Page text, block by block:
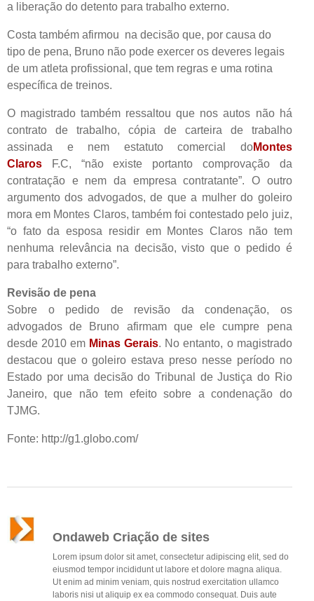
a liberação do detento para trabalho externo.
Costa também afirmou na decisão que, por causa do
tipo de pena, Bruno não pode exercer os deveres legais
de um atleta profissional, que tem regras e uma rotina
específica de treinos.
O magistrado também ressaltou que nos autos não há
contrato de trabalho, cópia de carteira de trabalho
assinada e nem estatuto comercial doMontes
Claros F.C, “não existe portanto comprovação da
contratação e nem da empresa contratante”. O outro
argumento dos advogados, de que a mulher do goleiro
mora em Montes Claros, também foi contestado pelo juiz,
“o fato da esposa residir em Montes Claros não tem
nenhuma relevância na decisão, visto que o pedido é
para trabalho externo”.
Revisão de pena
Sobre o pedido de revisão da condenação, os
advogados de Bruno afirmam que ele cumpre pena
desde 2010 em Minas Gerais. No entanto, o magistrado
destacou que o goleiro estava preso nesse período no
Estado por uma decisão do Tribunal de Justiça do Rio
Janeiro, que não tem efeito sobre a condenação do
TJMG.
Fonte: http://g1.globo.com/
Ondaweb Criação de sites
Lorem ipsum dolor sit amet, consectetur adipiscing elit, sed do
eiusmod tempor incididunt ut labore et dolore magna aliqua.
Ut enim ad minim veniam, quis nostrud exercitation ullamco
laboris nisi ut aliquip ex ea commodo consequat. Duis aute